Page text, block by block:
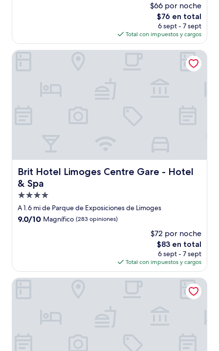
$66 por noche
El
precio
actual
es
de
$76 en total
6 sept - 7 sept
Total con impuestos y cargos
Brit Hotel Limoges Centre Gare - Hotel
& Spa
Brit Hotel Limoges Centre Gare - Hotel & Spa
Propiedad
de
4.0
A 1.6 mi de Parque de Exposiciones de Limoges
9.0
9.0/10 Magnífico (283 opiniones)
$72 por noche
El
precio
actual
es
de
$83 en total
6 sept - 7 sept
Total con impuestos y cargos
Brit Hotel Limoges Centre Gare - Hotel & Spa
Contact Hôtel des Deux Moulins Limoges - Proche de la